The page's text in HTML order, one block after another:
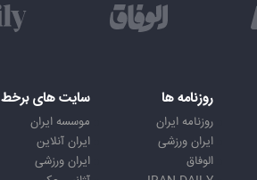
روزنامه ها
روزنامه ایران
ایران ورزشی
الوفاق
سایت های برخط
موسسه ایران
ایران آنلاین
ایران ورزشی